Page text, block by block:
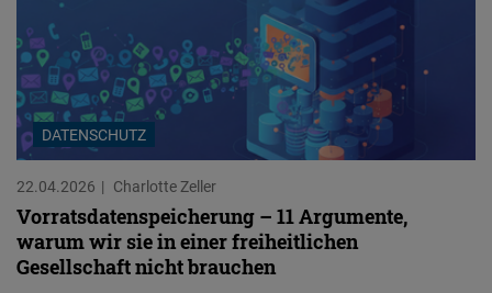
DATENSCHUTZ
22.04.2026 Charlotte Zeller
Vorratsdatenspeicherung – 11 Argumente,
warum wir sie in einer freiheitlichen
Gesellschaft nicht brauchen